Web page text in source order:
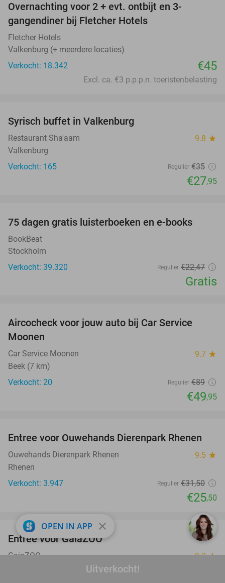
Uitverkocht!
Overnachting voor 2 + evt. ontbijt en 3-
gangendiner bij Fletcher Hotels
Fletcher Hotels
Valkenburg (+ meerdere locaties)
Verkocht: 18.342
€45
Excl. ca. €3 p.p.p.n. toeristenbelasting
Syrisch buffet in Valkenburg
Restaurant Sha'aam 9.8 star
Valkenburg
Verkocht: 165
Regulier €35
€27,95
75 dagen gratis luisterboeken en e-books
BookBeat
Stockholm
Verkocht: 39.320
Regulier €22,47
Gratis
Aircocheck voor jouw auto bij Car Service
Moonen
Car Service Moonen 9.7 star
Beek (7 km)
Verkocht: 20
Regulier €89
€49,95
19%
Entree voor Ouwehands Dierenpark Rhenen
Ouwehands Dierenpark Rhenen 9.5 star
Rhenen
Verkocht: 3.947
Regulier €31,50
€25,50
14%
favorite_border
Entree voor GaiaZOO
GaiaZOO 9.2star
OPEN IN APP close